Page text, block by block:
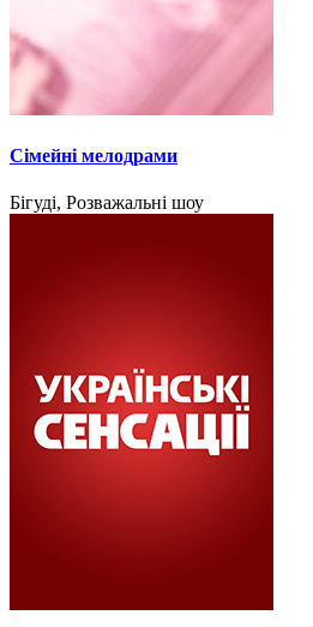
Сімейні мелодрами
Бігуді, Розважальні шоу